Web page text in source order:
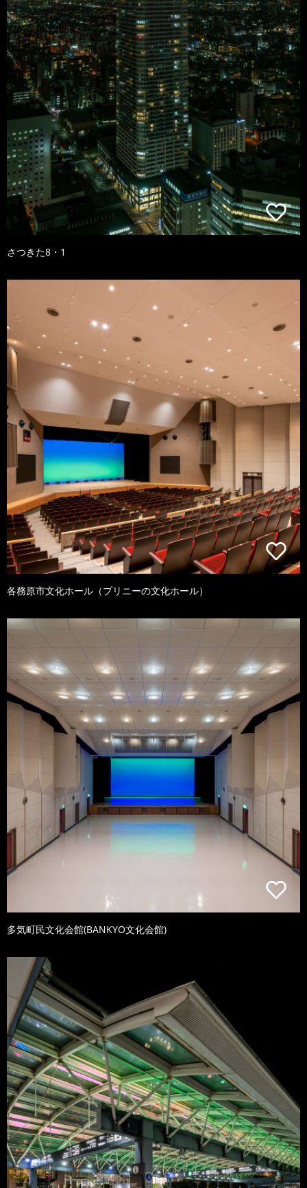
さつきた8・1
各務原市文化ホール（プリニーの文化ホール）
多気町民文化会館(BANKYO文化会館)